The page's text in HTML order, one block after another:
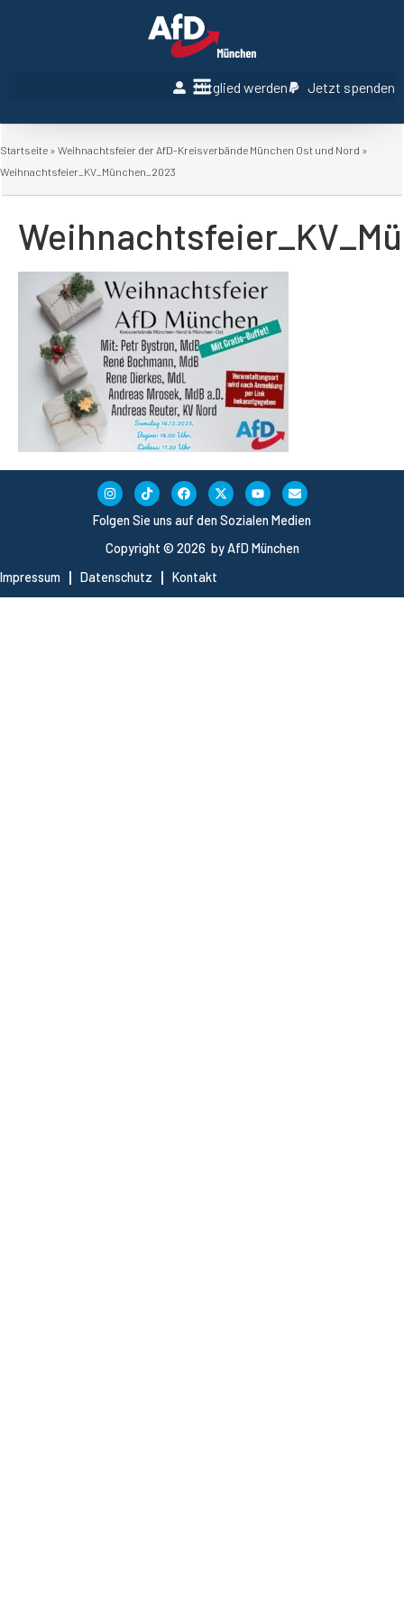
Mitglied werden Jetzt spenden
Startseite » Weihnachtsfeier der AfD-Kreisverbände München Ost und Nord »
Weihnachtsfeier_KV_München_2023
Copyright © 2026 by AfD München
Impressum
Datenschutz Kontakt
Folgen Sie uns auf den Sozialen Medien